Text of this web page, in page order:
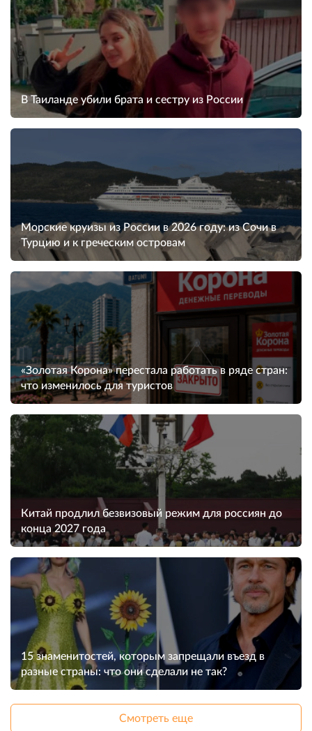
В Таиланде убили брата и сестру из России
Морские круизы из России в 2026 году: из Сочи в
Турцию и к греческим островам
«Золотая Корона» перестала работать в ряде стран:
что изменилось для туристов
Китай продлил безвизовый режим для россиян до
конца 2027 года
15 знаменитостей, которым запрещали въезд в
разные страны: что они сделали не так?
Смотреть еще